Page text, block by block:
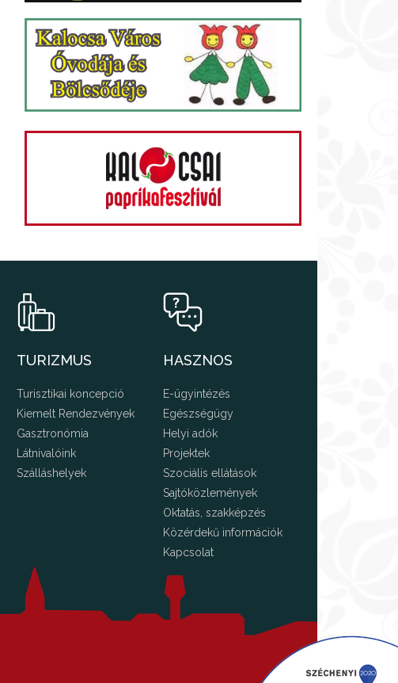
TURIZMUS
Turisztikai koncepció
Kiemelt Rendezvények
Gasztronómia
Látnivalóink
Szálláshelyek
HASZNOS
E-ügyintézés
Egészségügy
Helyi adók
Projektek
Szociális ellátások
Sajtóközlemények
Oktatás, szakképzés
Közérdekű információk
Kapcsolat